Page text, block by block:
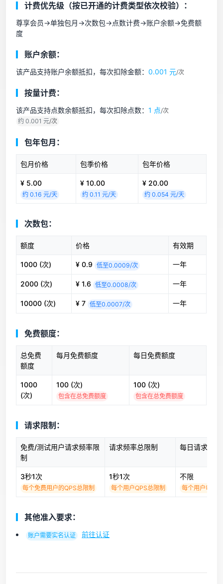
计费优先级（按已开通的计费类型依次校验）：
尊享会员->单独包月->次数包->点数计费->账户余额->免费额
度
账户余额：
该产品支持账户余额抵扣，每次扣除金额：0.001 元/次
按量计费：
该产品支持点数余额抵扣，每次扣除点数：1 点/次
约 0.001 元/次
包年包月：
包月价格 包季价格 包年价格
¥ 5.00
约 0.16 元/天
¥ 10.00
约 0.11 元/天
¥ 20.00
约 0.054 元/天
次数包：
额度 价格 有效期
1000 (次) ¥ 0.9 低至0.0009/次 一年
2000 (次) ¥ 1.6 低至0.0008/次 一年
10000 (次) ¥ 7 低至0.0007/次 一年
免费额度：
总免费
额度
每月免费额度 每日免费额度
1000
(次)
100 (次)
包含在总免费额度
100 (次)
包含在总免费额度
请求限制：
免费/测试用户请求频率限
制
请求频率总限制 每日请求次
3秒1次
每个免费用户的QPS总限制
1秒1次
每个用户QPS总限制
不限
每个用户每日
其他准入要求：
账户需要实名认证 前往认证